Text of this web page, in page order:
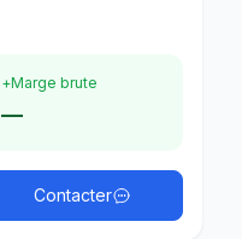
+Marge brute
—
Contacter